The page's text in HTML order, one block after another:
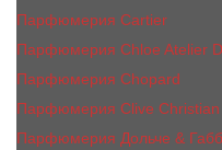
Парфюмерия Cartier
Парфюмерия Chloe Atelier
Парфюмерия Сhopard
Парфюмерия Clive Christian
Парфюмерия Дольче &